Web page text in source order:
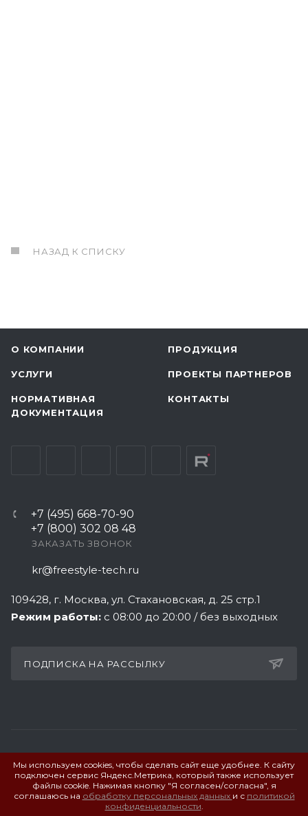
НАЗАД К СПИСКУ
О КОМПАНИИ ПРОДУКЦИЯ
УСЛУГИ ПРОЕКТЫ ПАРТНЕРОВ
НОРМАТИВНАЯ
ДОКУМЕНТАЦИЯ
КОНТАКТЫ
+7 (495) 668-70-90
+7 (800) 302 08 48
ЗАКАЗАТЬ ЗВОНОК
kr@freestyle-tech.ru
109428, г. Москва, ул. Стахановская, д. 25 стр.1
Режим работы: с 08:00 до 20:00 / без выходных
ПОДПИСКА НА РАССЫЛКУ
ПОЛИТИКА КОНФИДЕНЦИАЛЬНОСТИ
© 2026 Фристайл Технолоджи. Все права защищены.
Мы используем cookies, чтобы сделать сайт еще удобнее. К сайту
подключен сервис Яндекс.Метрика, который также использует
файлы cookie. Нажимая кнопку "Я согласен/согласна", я
соглашаюсь на обработку персональных данных и с политикой
конфиденциальности.